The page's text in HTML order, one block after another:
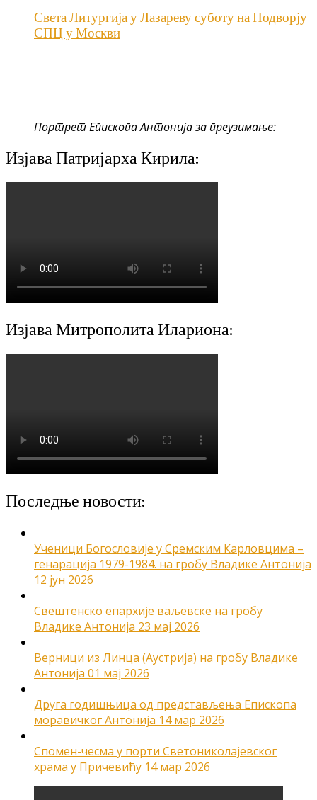
Света Литургија у Лазареву суботу на Подворју
СПЦ у Москви
Портрет Епископа Антонија за преузимање:
Изјава Патријарха Кирила:
Изјава Митрополита Илариона:
Последње новости:
Ученици Богословије у Сремским Карловцима –
генарација 1979-1984. на гробу Владике Антонија
12 јун 2026
Свештенско епархије ваљевске на гробу
Владике Антонија 23 мај 2026
Верници из Линца (Аустрија) на гробу Владике
Антонија 01 мај 2026
Друга годишњица од представљења Епископа
моравичког Антонија 14 мар 2026
Спомен-чесма у порти Светониколајевског
храма у Причевићу 14 мар 2026